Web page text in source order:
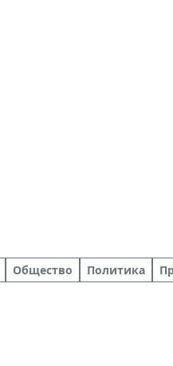
Общество Политика